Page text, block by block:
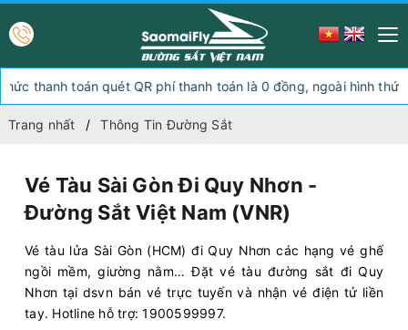
quét QR phí thanh toán là 0 đồng, ngoài hình thức thanh toán
Trang nhất Thông Tin Đường Sắt
Vé Tàu Sài Gòn Đi Quy Nhơn -
Đường Sắt Việt Nam (VNR)
Vé tàu lửa Sài Gòn (HCM) đi Quy Nhơn các hạng vé ghế
ngồi mềm, giường nằm… Đặt vé tàu đường sắt đi Quy
Nhơn tại dsvn bán vé trực tuyến và nhận vé điện tử liền
tay. Hotline hỗ trợ: 1900599997.